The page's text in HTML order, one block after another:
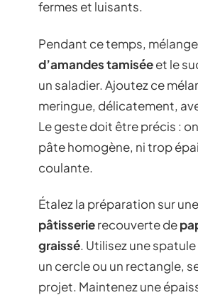
fermes et luisants.
Pendant ce temps,
d’amandes tamiséeet le
un saladier. Ajoutez ce
meringue, délicatement,
Le geste doit être précis :
pâte homogène, ni trop
coulante.
Étalez la préparation sur une
pâtisserierecouverte de
graissé. Utilisez une
un cercle ou un rectangle,
projet. Maintenez une